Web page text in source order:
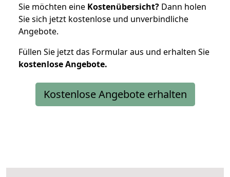
Sie möchten eine Kostenübersicht? Dann holen
Sie sich jetzt kostenlose und unverbindliche
Angebote.
Füllen Sie jetzt das Formular aus und erhalten Sie
kostenloseAngebote.
Kostenlose Angebote erhalten